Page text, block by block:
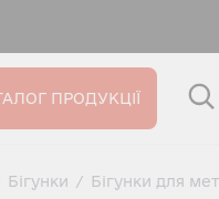
ПРОДУКЦІЇ
Бігунки / Бігунки для